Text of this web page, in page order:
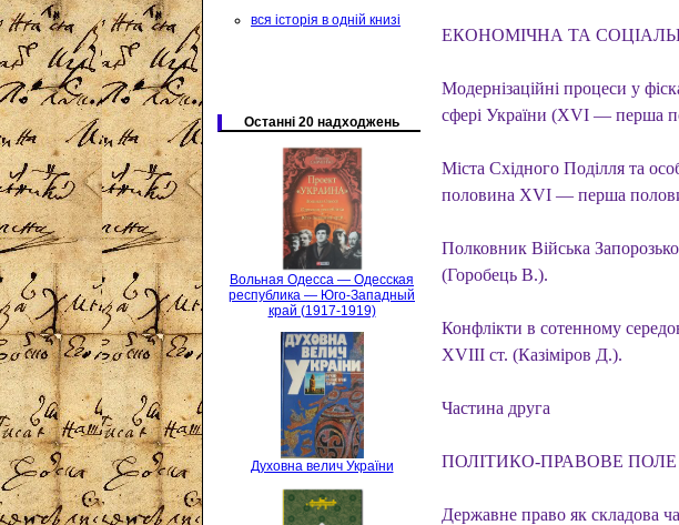
вся історія в одній книзі
Останні 20 надходжень
Вольная Одесса — Одесская
республика — Юго-Западный
край (1917-1919)
Духовна велич України
ЕКОНОМІЧНА ТА
Модернізаційні процеси у
сфері України (XVI — перша
Міста Східного Поділля та
половина XVI — перша
Полковник Війська
(Горобець В.).
Конфлікти в сотенному
XVIII ст. (Казіміров Д.).
Частина друга
ПОЛІТИКО-ПРАВОВЕ ПОЛЕ
Державне право як складова